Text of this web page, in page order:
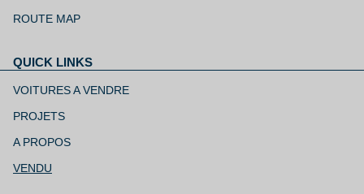
ROUTE MAP
QUICK LINKS
au
VOITURES A VENDRE
PROJETS
A PROPOS
VENDU